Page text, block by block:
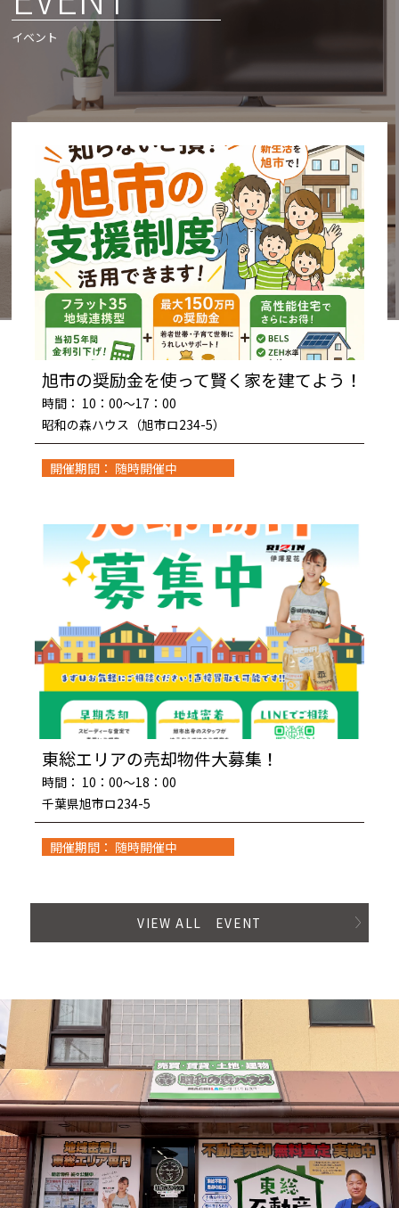
イベント
旭市の奨励金を使って賢く家を建てよう！
時間： 10：00～17：00
昭和の森ハウス（旭市ロ234-5）
開催期間： 随時開催中
東総エリアの売却物件大募集！
時間： 10：00～18：00
千葉県旭市ロ234-5
開催期間： 随時開催中
VIEW ALL EVENT